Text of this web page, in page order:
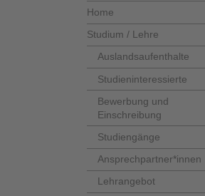
Home
Studium / Lehre
Auslandsaufenthalte
Studieninteressierte
Bewerbung und
Einschreibung
Studiengänge
Ansprechpartner*innen
Lehrangebot